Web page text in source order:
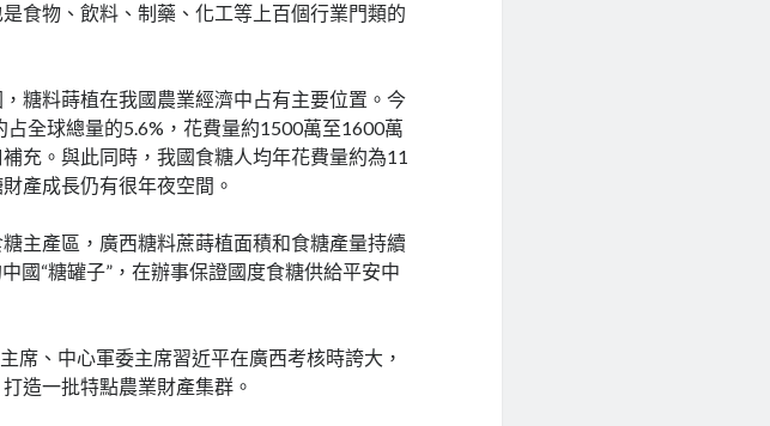
食物、飲料、制藥、化工等上百個行業門類的
糖料蒔植在我國農業經濟中占有主要位置。今
全球總量的5.6%，花費量約1500萬至1600萬
充。與此同時，我國食糖人均年花費量約為11
產成長仍有很年夜空間。
主產區，廣西糖料蔗蒔植面積和食糖產量持續
國“糖罐子”，在辦事保證國度食糖供給平安中
席、中心軍委主席習近平在廣西考核時誇大，
造一批特點農業財產集群。